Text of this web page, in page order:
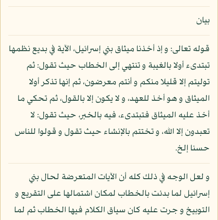
بيان
قوله تعالى: و إذ أخذنا ميثاق بني إسرائيل، الآية في بديع نظمها
تبتدىء أولا بالغيبة و تنتهي إلى الخطاب حيث تقول: ثم
توليتم إلا قليلا منكم و أنتم معرضون، ثم إنها تذكر أولا
الميثاق و هو أخذ للعهد، و لا يكون إلا بالقول، ثم تحكي ما
أخذ عليه الميثاق فتبتدىء، فيه بالخبر، حيث تقول: لا
تعبدون إلا الله، و تختتم بالإنشاء حيث تقول و قولوا للناس
حسنا إلخ.
و لعل الوجه في ذلك كله أن الآيات المتعرضة لحال بني
إسرائيل لما بدئت بالخطاب لمكان اشتمالها على التقريع و
التوبيخ و جرت عليه كان سياق الكلام فيها الخطاب ثم لما